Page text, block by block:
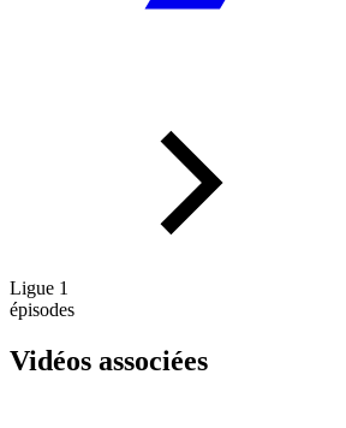
Ligue 1
épisodes
Vidéos associées